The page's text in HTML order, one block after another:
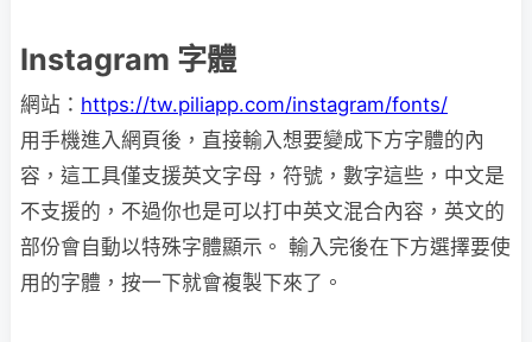
Instagram 字體
網站： https://tw.piliapp.com/instagram/fonts/
用手機進入網頁後，直接輸入想要變成下方字體的內
容，這工具僅支援英文字母，符號，數字這些，中文是
不支援的，不過你也是可以打中英文混合內容，英文的
部份會自動以特殊字體顯示。 輸入完後在下方選擇要使
用的字體，按一下就會複製下來了。